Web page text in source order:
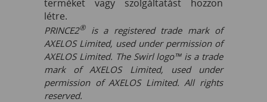
terméket vagy szolgáltatást hozzon
létre.
PRINCE2®is a registered trade mark of
AXELOS Limited, used under permission of
AXELOS Limited. The Swirl logo™ is a trade
mark of AXELOS Limited, used under
permission of AXELOS Limited. All rights
reserved.